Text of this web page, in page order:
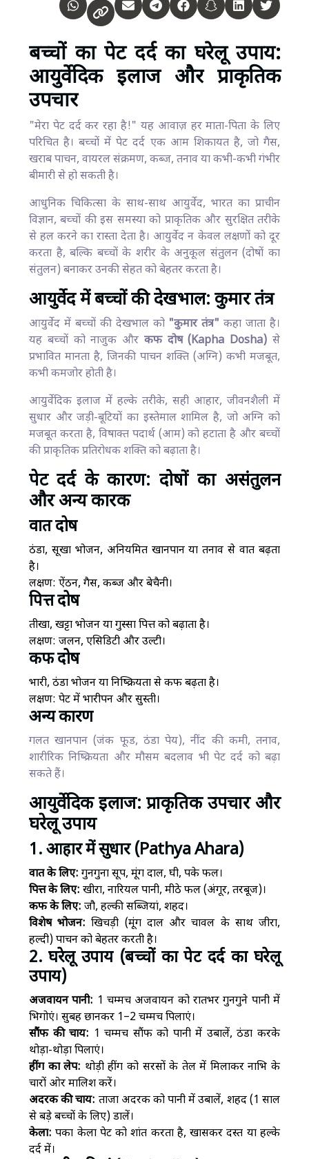
बच्चों का पेट दर्द का घरेलू उपाय:
आयुर्वेदिक इलाज और प्राकृतिक
उपचार
"मेरा पेट दर्द कर रहा है!" यह आवाज़ हर माता-पिता के लिए
परिचित है। बच्चों में पेट दर्द एक आम शिकायत है, जो गैस,
खराब पाचन, वायरल संक्रमण, कब्ज, तनाव या कभी-कभी गंभीर
बीमारी से हो सकती है।
आधुनिक चिकित्सा के साथ-साथ आयुर्वेद, भारत का प्राचीन
विज्ञान, बच्चों की इस समस्या को प्राकृतिक और सुरक्षित तरीके
से हल करने का रास्ता देता है। आयुर्वेद न केवल लक्षणों को दूर
करता है, बल्कि बच्चों के शरीर के अनुकूल संतुलन (दोषों का
संतुलन) बनाकर उनकी सेहत को बेहतर करता है।
आयुर्वेद में बच्चों की देखभाल: कुमार तंत्र
आयुर्वेद में बच्चों की देखभाल को "कुमार तंत्र" कहा जाता है।
यह बच्चों को नाजुक और कफ दोष (Kapha Dosha) से
प्रभावित मानता है, जिनकी पाचन शक्ति (अग्नि) कभी मजबूत,
कभी कमजोर होती है।
आयुर्वेदिक इलाज में हल्के तरीके, सही आहार, जीवनशैली में
सुधार और जड़ी-बूटियों का इस्तेमाल शामिल है, जो अग्नि को
मजबूत करता है, विषाक्त पदार्थ (आम) को हटाता है और बच्चों
की प्राकृतिक प्रतिरोधक शक्ति को बढ़ाता है।
पेट दर्द के कारण: दोषों का असंतुलन
और अन्य कारक
वात दोष
ठंडा, सूखा भोजन, अनियमित खानपान या तनाव से वात बढ़ता
है।
लक्षण: ऐंठन, गैस, कब्ज और बेचैनी।
पित्त दोष
तीखा, खट्टा भोजन या गुस्सा पित्त को बढ़ाता है।
लक्षण: जलन, एसिडिटी और उल्टी।
कफ दोष
भारी, ठंडा भोजन या निष्क्रियता से कफ बढ़ता है।
लक्षण: पेट में भारीपन और सुस्ती।
अन्य कारण
गलत खानपान (जंक फूड, ठंडा पेय), नींद की कमी, तनाव,
शारीरिक निष्क्रियता और मौसम बदलाव भी पेट दर्द को बढ़ा
सकते हैं।
आयुर्वेदिक इलाज: प्राकृतिक उपचार और
घरेलू उपाय
1. आहार में सुधार (Pathya Ahara)
वात के लिए: गुनगुना सूप, मूंग दाल, घी, पके फल।
पित्त के लिए: खीरा, नारियल पानी, मीठे फल (अंगूर, तरबूज)।
कफ के लिए: जौ, हल्की सब्जियां, शहद।
विशेष भोजन: खिचड़ी (मूंग दाल और चावल के साथ जीरा,
हल्दी) पाचन को बेहतर करती है।
2. घरेलू उपाय (बच्चों का पेट दर्द का घरेलू
उपाय)
अजवायन पानी: 1 चम्मच अजवायन को रातभर गुनगुने पानी में
भिगोएं। सुबह छानकर 1–2 चम्मच पिलाएं।
सौंफ की चाय: 1 चम्मच सौंफ को पानी में उबालें, ठंडा करके
थोड़ा-थोड़ा पिलाएं।
हींग का लेप: थोड़ी हींग को सरसों के तेल में मिलाकर नाभि के
चारों ओर मालिश करें।
अदरक की चाय: ताजा अदरक को पानी में उबालें, शहद (1 साल
से बड़े बच्चों के लिए) डालें।
केला: पका केला पेट को शांत करता है, खासकर दस्त या हल्के
दर्द में।